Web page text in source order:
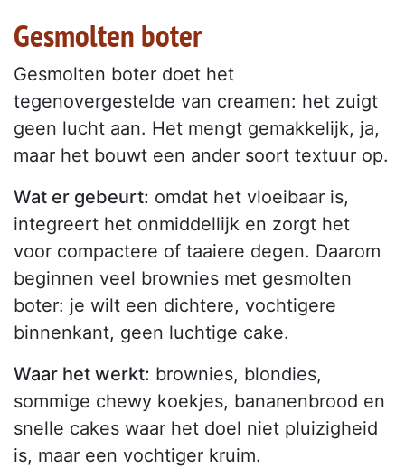
Gesmolten boter
Gesmolten boter doet het
tegenovergestelde van creamen: het zuigt
geen lucht aan. Het mengt gemakkelijk, ja,
maar het bouwt een ander soort textuur op.
Wat er gebeurt: omdat het vloeibaar is,
integreert het onmiddellijk en zorgt het
voor compactere of taaiere degen. Daarom
beginnen veel brownies met gesmolten
boter: je wilt een dichtere, vochtigere
binnenkant, geen luchtige cake.
Waar het werkt: brownies, blondies,
sommige chewy koekjes, bananenbrood en
snelle cakes waar het doel niet pluizigheid
is, maar een vochtiger kruim.